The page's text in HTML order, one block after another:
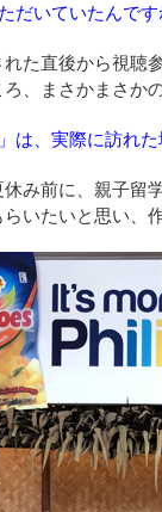
だいていたんです
た直後から視聴
、まさかまさか
は、実際に訪れ
み前に、親子留
いたいと思い、